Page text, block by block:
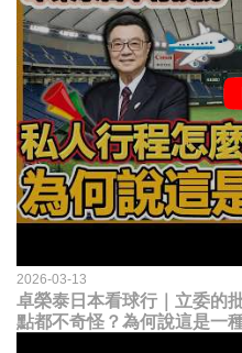
2026-03-13
卓榮泰日本看球行｜立委的
點都不奇怪？為何說這是一